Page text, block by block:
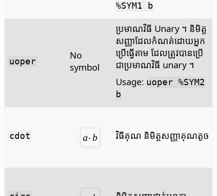
%SYM1 b
uoper
No
symbol
ប្រមាណ​វិធី Unary ។ និមិត្ត​
សញ្ញា​ដែល​កំណត់​ដោយ​អ្នក​
ប្រើ​ធ្វើ​តាម ដែល​ត្រូវ​បាន​ប្រើ​
ជា​ប្រមាណ​វិធី unary ។
Usage: uoper %SYM2
b
cdot វិធី​គុណ និមិត្ត​សញ្ញា​គុណ​តូច